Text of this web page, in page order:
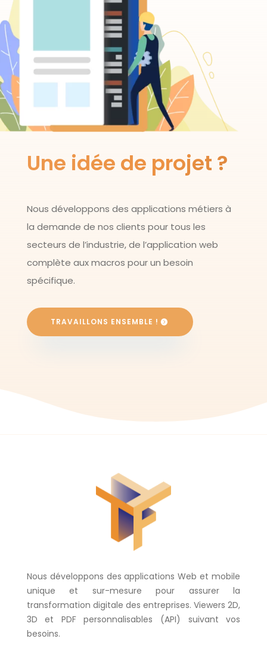
Une idée de projet ?
Nous développons des applications métiers à
la demande de nos clients pour tous les
secteurs de l’industrie, de l’application web
complète aux macros pour un besoin
spécifique.
TRAVAILLONS ENSEMBLE !
Nous développons des applications Web et mobile
unique et sur-mesure pour assurer la
transformation digitale des entreprises. Viewers 2D,
3D et PDF personnalisables (API) suivant vos
besoins.